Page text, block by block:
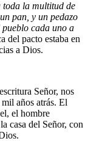
toda la multitud de
pan, y un pedazo
cada uno a
del pacto estaba en
a Dios.
Señor, nos
mil años atrás. El
el hombre
casa del Señor, con